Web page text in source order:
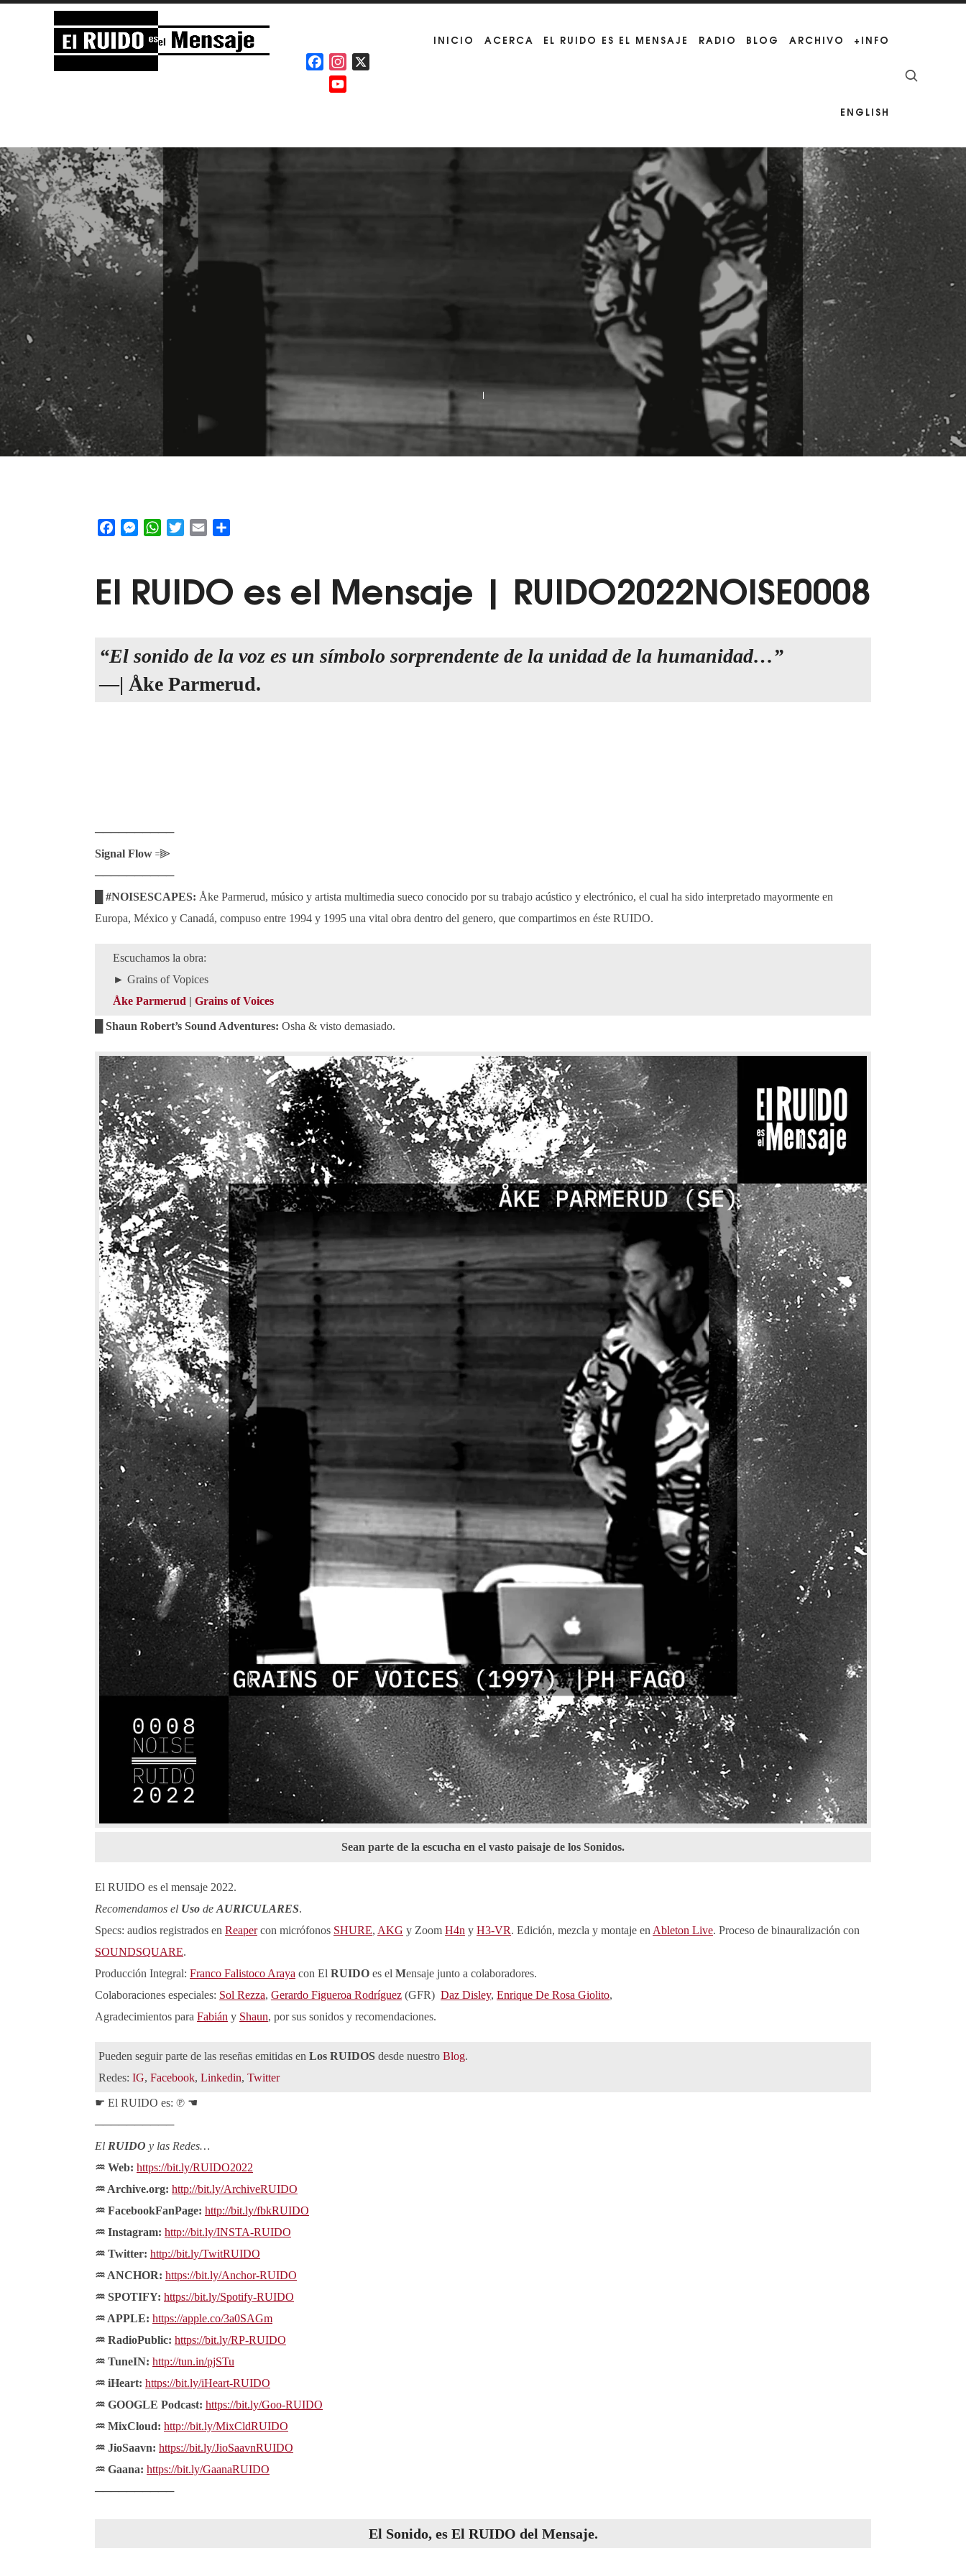
El RUIDO es el Mensaje INICIO ACERCA EL RUIDO ES EL MENSAJE RADIO BLOG ARCHIVO +INFO
ENGLISH
FacebookInstagram
FacebookMessengerWhatsApp
Twitter Email
El RUIDO es el Mensaje | RUIDO2022NOISE0008
“El sonido de la voz es un símbolo sorprendente de la unidad de la humanidad…”
—| Åke Parmerud.
──────────
Signal Flow ꞊⫸
──────────
█ #NOISESCAPES: Åke Parmerud, músico y artista multimedia sueco conocido por su trabajo acústico y electrónico, el cual ha sido interpretado mayormente en
Europa, México y Canadá, compuso entre 1994 y 1995 una vital obra dentro del genero, que compartimos en éste RUIDO.
Escuchamos la obra:
► Grains of Vopices
Åke Parmerud | Grains of Voices
█ Shaun Robert’s Sound Adventures: Osha & visto demasiado.
Sean parte de la escucha en el vasto paisaje de los Sonidos.
El RUIDO es el mensaje 2022.
Recomendamos el Uso de AURICULARES.
Specs: audios registrados en Reapercon micrófonos SHURE, AKG y Zoom H4n y H3-VR. Edición, mezcla y montaje en Ableton Live. Proceso de binauralización con
SOUNDSQUARE.
Producción Integral: Franco Falistoco Araya con El RUIDO es el Mensaje junto a colaboradores.
Colaboraciones especiales: Sol Rezza, Gerardo Figueroa Rodríguez (GFR) Daz Disley, Enrique De Rosa Giolito,
Agradecimientos para Fabián y Shaun, por sus sonidos y recomendaciones.
Pueden seguir parte de las reseñas emitidas en Los RUIDOS desde nuestro Blog.
Redes: IG, Facebook, Linkedin, Twitter
☛ El RUIDO es: ℗ ☚
──────────
El RUIDO y las Redes…
♒ Web: https://bit.ly/RUIDO2022
♒ Archive.org: http://bit.ly/ArchiveRUIDO
♒ FacebookFanPage: http://bit.ly/fbkRUIDO
♒ Instagram: http://bit.ly/INSTA-RUIDO
♒ Twitter: http://bit.ly/TwitRUIDO
♒ ANCHOR: https://bit.ly/Anchor-RUIDO
♒ SPOTIFY: https://bit.ly/Spotify-RUIDO
♒ APPLE: https://apple.co/3a0SAGm
♒ RadioPublic: https://bit.ly/RP-RUIDO
♒ TuneIN: http://tun.in/pjSTu
♒ iHeart: https://bit.ly/iHeart-RUIDO
♒ GOOGLE Podcast: https://bit.ly/Goo-RUIDO
♒ MixCloud: http://bit.ly/MixCldRUIDO
♒ JioSaavn: https://bit.ly/JioSaavnRUIDO
♒ Gaana: https://bit.ly/GaanaRUIDO
──────────
El Sonido, es El RUIDO del Mensaje.